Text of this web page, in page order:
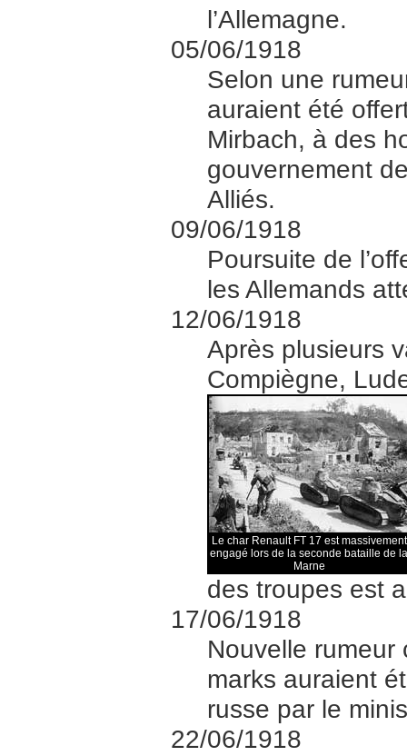
l’Allemagne.
05/06/1918
Selon une
auraient été
Mirbach, à des
gouvernement
Alliés.
09/06/1918
Poursuite de
les Allemands
12/06/1918
Après plusieurs
Compiègne,
Le char Renault FT 17 est massivement
engagé lors de la seconde bataille de la
Marne
des troupes est
17/06/1918
Nouvelle rumeur
marks auraient
russe par le
22/06/1918